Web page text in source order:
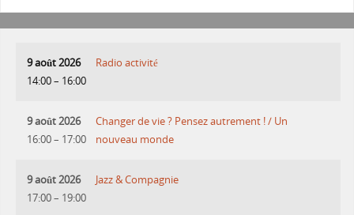
9 août 2026
14:00– 16:00
Radio activité
9 août 2026
16:00– 17:00
Changer de vie ? Pensez autrement ! / Un
nouveau monde
9 août 2026
17:00– 19:00
Jazz & Compagnie